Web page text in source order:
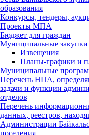
образования
Конкурсы, тендеры,
Проекты МПА
Бюджет для граждан
Муниципальные закупки
Извещения
Планы-графики и
Муниципальные
Перечень НПА,
задачи и функции
отделов
Перечень
данных, реестров,
Администрации
поселения